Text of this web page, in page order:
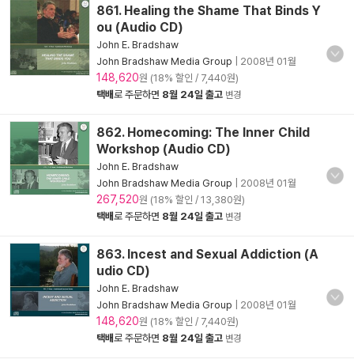
861. Healing the Shame That Binds Y
ou (Audio CD)
John E. Bradshaw
John Bradshaw Media Group
2008년 01월
148,620원 (18% 할인 / 7,440원)
택배로 주문하면 8월 24일 출고 변경
862. Homecoming: The Inner Child
Workshop (Audio CD)
John E. Bradshaw
John Bradshaw Media Group
2008년 01월
267,520원 (18% 할인 / 13,380원)
택배로 주문하면 8월 24일 출고 변경
863. Incest and Sexual Addiction (A
udio CD)
John E. Bradshaw
John Bradshaw Media Group
2008년 01월
148,620원 (18% 할인 / 7,440원)
택배로 주문하면 8월 24일 출고 변경